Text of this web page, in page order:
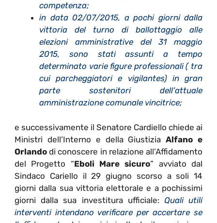
competenza;
in data 02/07/2015, a pochi giorni dalla
vittoria del turno di ballottaggio alle
elezioni amministrative del 31 maggio
2015, sono stati assunti a tempo
determinato varie figure professionali ( tra
cui parcheggiatori e vigilantes) in gran
parte sostenitori dell’attuale
amministrazione comunale vincitrice;
e successivamente il Senatore Cardiello chiede ai
Ministri dell’Interno e della Giustizia Alfano e
Orlando di conoscere in relazione all’Affidamento
del Progetto “Eboli Mare sicuro” avviato dal
Sindaco Cariello il 29 giugno scorso a soli 14
giorni dalla sua vittoria elettorale e a pochissimi
giorni dalla sua investitura ufficiale: Quali utili
interventi intendano verificare per accertare se